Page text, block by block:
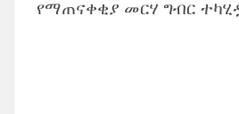
የማጠናቀቂያ መርሃ ግብር